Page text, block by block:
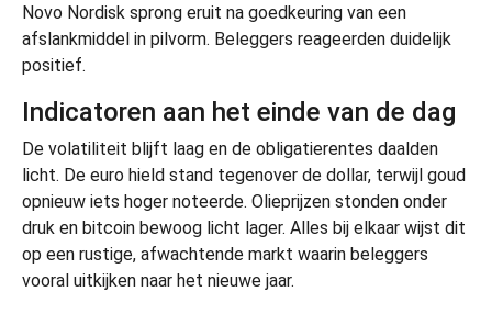
Novo Nordisk sprong eruit na goedkeuring van een
afslankmiddel in pilvorm. Beleggers reageerden duidelijk
positief.
Indicatoren aan het einde van de dag
De volatiliteit blijft laag en de obligatierentes daalden
licht. De euro hield stand tegenover de dollar, terwijl goud
opnieuw iets hoger noteerde. Olieprijzen stonden onder
druk en bitcoin bewoog licht lager. Alles bij elkaar wijst dit
op een rustige, afwachtende markt waarin beleggers
vooral uitkijken naar het nieuwe jaar.